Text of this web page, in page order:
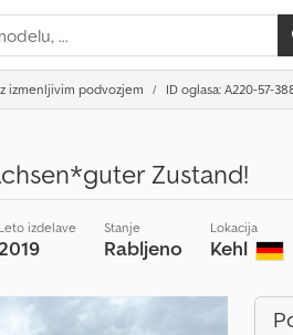
izmenljivim podvozjem ID oglasa: A220-57-
Zustand!
Leto izdelave Stanje
Rabljeno
Lokacija
Kehl